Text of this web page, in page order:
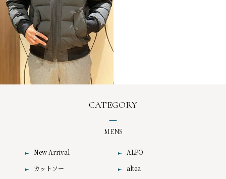
CATEGORY
MENS
New Arrival
カットソー
ALPO
altea